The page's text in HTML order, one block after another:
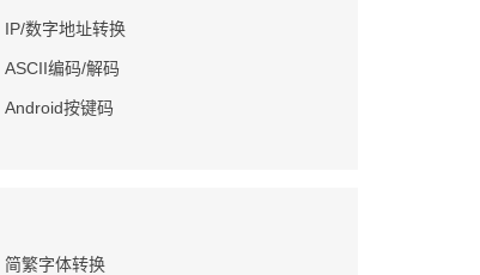
IP/数字地址转换
ASCII编码/解码
Android按键码
简繁字体转换